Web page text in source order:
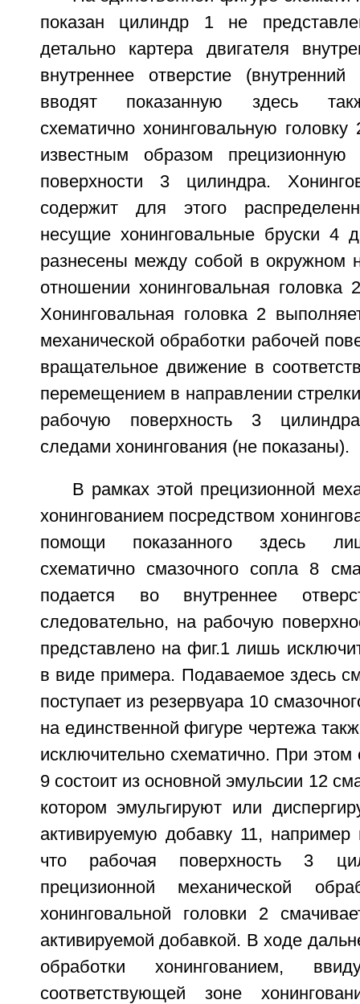
показан цилиндр 1 не
детально картера двигателя
внутреннее отверстие
вводят показанную здесь
схематично хонинговальную
известным образом прецизионную
поверхности 3 цилиндра.
содержит для этого
несущие хонинговальные бруски 4
разнесены между собой в окружном
отношении хонинговальная головка
Хонинговальная головка 2
механической обработки рабочей
вращательное движение в
перемещением в направлении
рабочую поверхность 3
следами хонингования (не показаны).
В рамках этой прецизионной
хонингованием посредством
помощи показанного здесь
схематично смазочного сопла 8
подается во внутреннее
следовательно, на рабочую
представлено на фиг.1 лишь
в виде примера. Подаваемое здесь
поступает из резервуара 10
на единственной фигуре чертежа
исключительно схематично. При
9 состоит из основной эмульсии 12
котором эмульгируют или
активируемую добавку 11, например
что рабочая поверхность 3
прецизионной механической
хонинговальной головки 2
активируемой добавкой. В ходе
обработки хонингованием,
соответствующей зоне